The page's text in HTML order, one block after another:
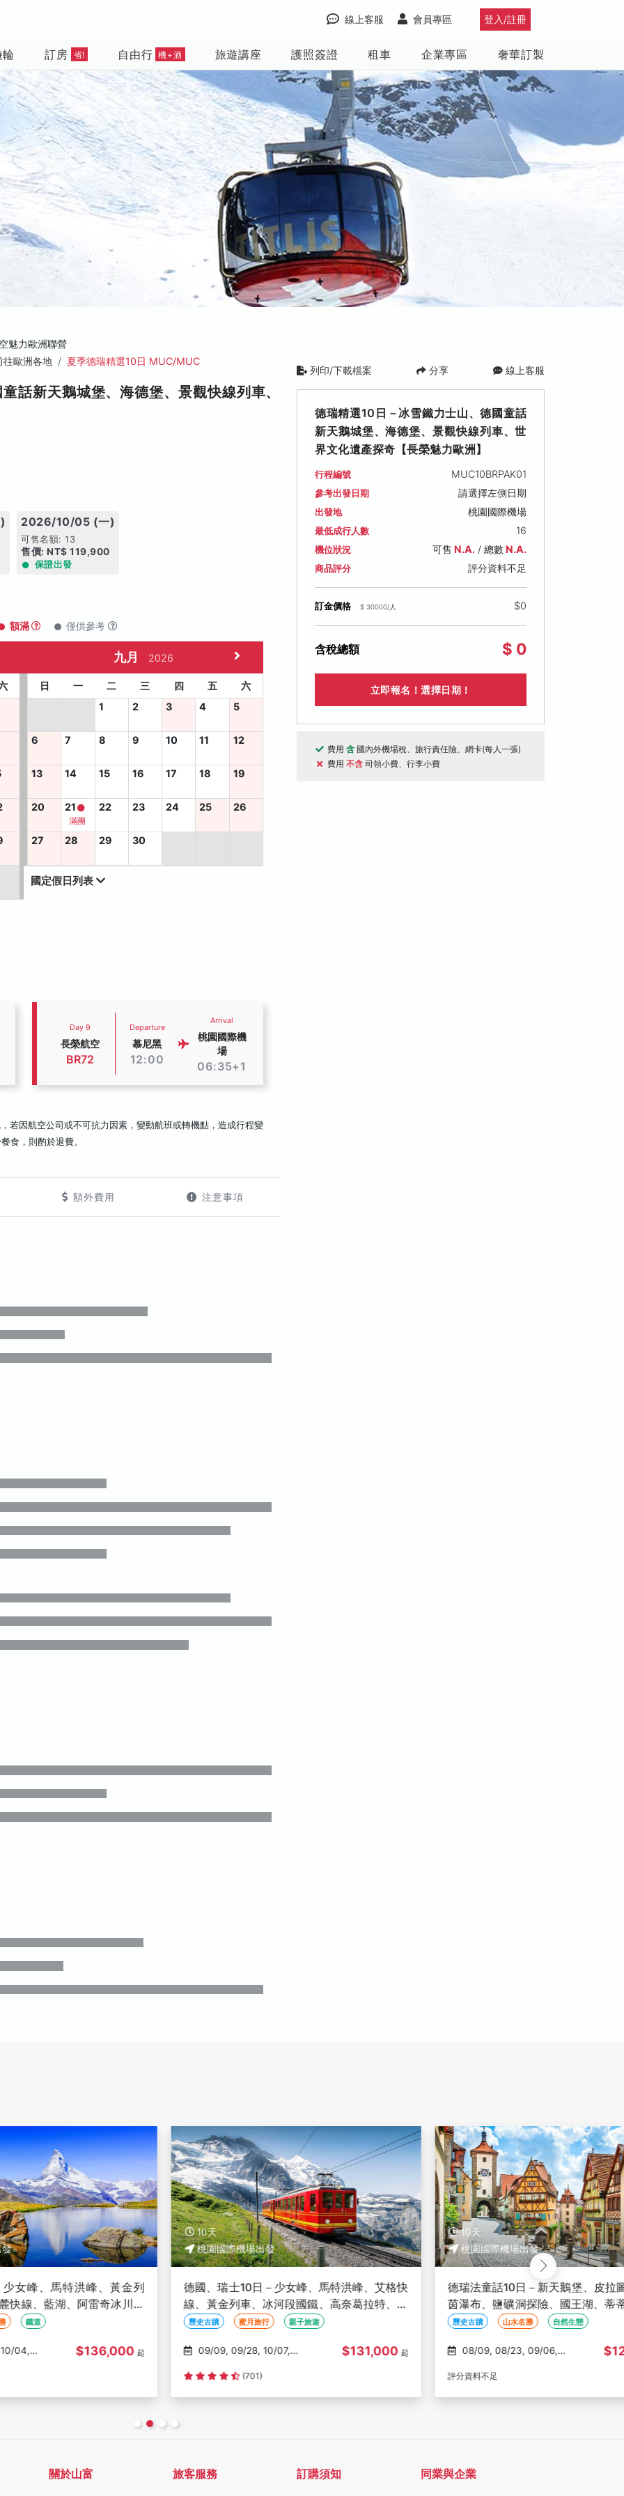
登入/註冊
會員專區
線上客服
訂房 省! 自由行 機+酒 旅遊講座 護照簽證 租車 企業專區 奢華訂製
魅力歐洲聯營
往歐洲各地
夏季德瑞精選10日 MUC/MUC
話新天鵝城堡、海德堡、景觀快線列車、
2026/10/05 (一)
可售名額: 13
售價: NT$ 119,900
保證出發
額滿 僅供參考
九月 2026
日 一 二 三 四 五
六
1
2 3 4 5
6 7 8 9 10 11 12
13 14 15 16 17 18 19
20 21
滿團
22 23 24 25 26
27 28 29 30
國定假日列表
Day 9
長榮航空
BR72
Departure
慕尼黑
12:00
Arrival
桃園國際機
場
06:35+1
若因航空公司或不可抗力因素，變動航班或轉機點，造成行程變
食，則酌於退費。
額外費用 注意事項
列印/下載檔案 分享 線上客服
德瑞精選10日－冰雪鐵力士山、德國童話
新天鵝城堡、海德堡、景觀快線列車、世
界文化遺產探奇【長榮魅力歐洲】
行程編號 MUC10BRPAK01
參考出發日期 請選擇左側日期
出發地 桃園國際機場
最低成行人數 16
機位狀況 可售 N.A./ 總數N.A.
商品評分 評分資料不足
訂金價格 $ 30000/人 $0
含稅總額 $ 0
立即報名！選擇日期！
費用 含 國內外機場稅、旅行責任險、網卡(每人一張)
費用 不含 司領小費、行李小費
10天
桃園國際機場出發
德國、瑞士10日－少女峰、馬特洪峰、艾格快
線、黃金列車、冰河段國鐵、高奈葛拉特、萊
茵河遊船【華航直飛】
$131,000 起
10天
桃園國際機場出發
德瑞法童話10日－新天鵝堡、皮拉圖斯峰、萊
茵瀑布、鹽礦洞探險、國王湖、蒂蒂湖、琉森
湖遊船、世界文化遺產
歷史古蹟
$123,000 起
10天
桃園國
德瑞精選
峰、冰河
洲】
山水名勝
11/
關於山富 旅客服務 訂購須知 同業與企業